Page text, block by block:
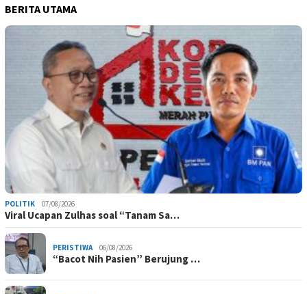
BERITA UTAMA
POLITIK 07/08/2026
Viral Ucapan Zulhas soal “Tanam Sa…
PERISTIWA 06/08/2026
“Bacot Nih Pasien” Berujung …